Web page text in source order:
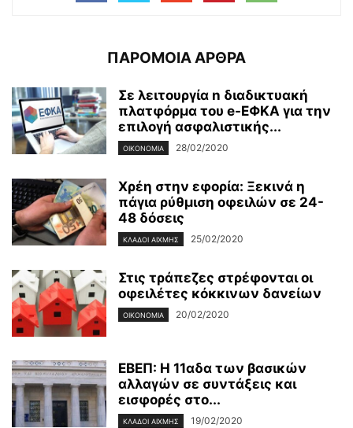
ΠΑΡΟΜΟΙΑ ΑΡΘΡΑ
Σε λειτουργία n διαδικτυακή
πλατφόρμα του e-ΕΦΚΑ για την
επιλογή ασφαλιστικής...
ΟΙΚΟΝΟΜΊΑ 28/02/2020
Χρέη στην εφορία: Ξεκινά η
πάγια ρύθμιση οφειλών σε 24-
48 δόσεις
ΚΛΆΔΟΙ ΑΙΧΜΉΣ 25/02/2020
Στις τράπεζες στρέφονται οι
οφειλέτες κόκκινων δανείων
ΟΙΚΟΝΟΜΊΑ 20/02/2020
ΕΒΕΠ: Η 11αδα των βασικών
αλλαγών σε συντάξεις και
εισφορές στο...
ΚΛΆΔΟΙ ΑΙΧΜΉΣ 19/02/2020